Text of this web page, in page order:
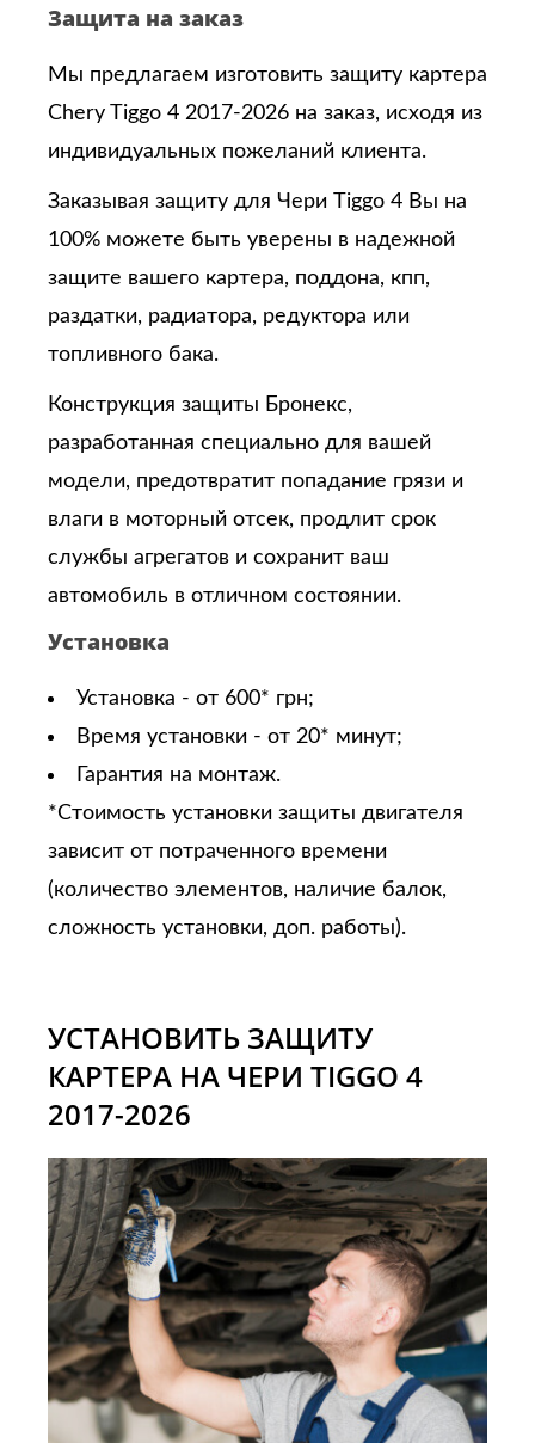
УСТАНОВИТЬ ЗАЩИТУ
КАРТЕРА НА ЧЕРИ TIGGO 4
2017-2026
Защита на заказ
Мы предлагаем изготовить защиту картера
Chery Tiggo 4 2017-2026 на заказ, исходя из
индивидуальных пожеланий клиента.
Заказывая защиту для Чери Tiggo 4 Вы на
100% можете быть уверены в надежной
защите вашего картера, поддона, кпп,
раздатки, радиатора, редуктора или
топливного бака.
Конструкция защиты Бронекс,
разработанная специально для вашей
модели, предотвратит попадание грязи и
влаги в моторный отсек, продлит срок
службы агрегатов и сохранит ваш
автомобиль в отличном состоянии.
Установка
Установка - от 600* грн;
Время установки - от 20* минут;
Гарантия на монтаж.
*Стоимость установки защиты двигателя
зависит от потраченного времени
(количество элементов, наличие балок,
сложность установки, доп. работы).